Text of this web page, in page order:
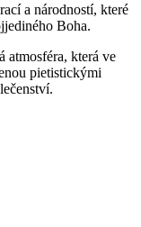
a národností, které
Boha.
atmosféra, která ve
pietistickými